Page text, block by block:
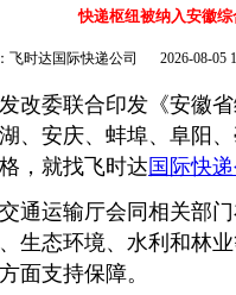
快递枢纽被纳入安徽
飞时达国际快递公司 2026-08-05
改委联合印发《安徽
、安庆、蚌埠、阜阳
，就找飞时达 国际快
通运输厅会同相关部
生态环境、水利和林
面支持保障。